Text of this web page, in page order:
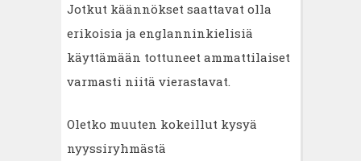
Jotkut käännökset saattavat olla
erikoisia ja englanninkielisiä
käyttämään tottuneet ammattilaiset
varmasti niitä vierastavat.
Oletko muuten kokeillut kysyä
nyyssiryhmästä